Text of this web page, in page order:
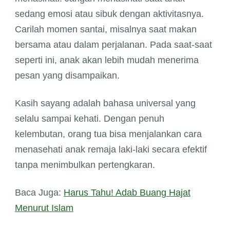
sedang emosi atau sibuk dengan aktivitasnya.
Carilah momen santai, misalnya saat makan
bersama atau dalam perjalanan. Pada saat-saat
seperti ini, anak akan lebih mudah menerima
pesan yang disampaikan.
Kasih sayang adalah bahasa universal yang
selalu sampai kehati. Dengan penuh
kelembutan, orang tua bisa menjalankan cara
menasehati anak remaja laki-laki secara efektif
tanpa menimbulkan pertengkaran.
Baca Juga: Harus Tahu! Adab Buang Hajat
Menurut Islam